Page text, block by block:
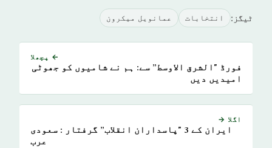
ٹیگز: انتخابات عمانویل میکرون
← پچھلا
فورڈ "الشرق الاوسط” سے: ہم نے شامیوں کو جھوٹی
امیدیں دیں
اگلا →
ایران کے 3 "پاسداران انقلاب” گرفتار : سعودی
عرب